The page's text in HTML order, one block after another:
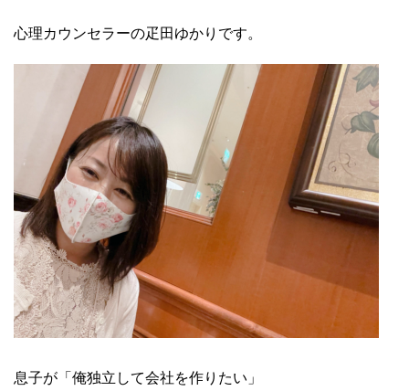
心理カウンセラーの疋田ゆかりです。
息子が「俺独立して会社を作りたい」